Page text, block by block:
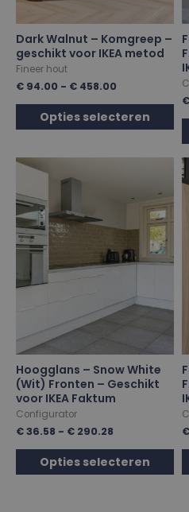
Dark Walnut – Komgreep –
geschikt voor IKEA metod
Fineer hout
€ 94.00 - € 458.00
Opties selecteren
€
Hoogglans – Snow White
(Wit) Fronten – Geschikt
voor IKEA Faktum
Configurator
€36.58 - € 290.28
Opties selecteren
€